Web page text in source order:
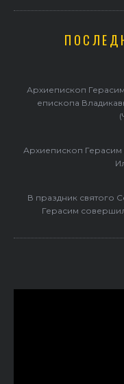
Архиепископ
епископа
Архиепископ Герасим
В праздник святого
Герасим